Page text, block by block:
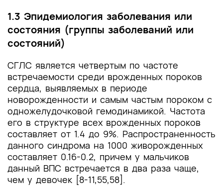
1.3 Эпидемиология заболевания или
состояния (группы заболеваний или
состояний)
СГЛC является четвертым по частоте
встречаемости среди врожденных пороков
сердца, выявляемых в периоде
новорожденности и самым частым пороком с
одножелудочковой гемодинамикой. Частота
его в структуре всех врожденных пороков
составляет от 1.4 до 9%. Распространенность
данного синдрома на 1000 живорожденных
составляет 0.16-0.2, причем у мальчиков
данный ВПС встречается в два раза чаще,
чем у девочек [8-11,55,58].